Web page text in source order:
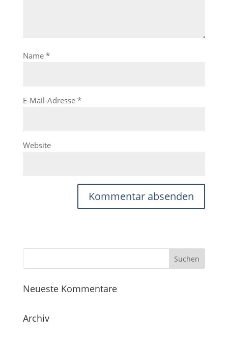
Name *
E-Mail-Adresse *
Website
Neueste Kommentare
Archiv